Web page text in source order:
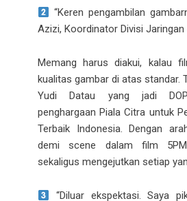
“Keren pengambilan
Azizi, Koordinator Divisi Jaringan
Memang harus diakui, kalau
kualitas gambar di atas standar.
Yudi Datau yang jadi
penghargaan Piala Citra untuk
Terbaik Indonesia. Dengan
demi scene dalam film 5PM
sekaligus mengejutkan setiap
“Diluar ekspektasi. Saya